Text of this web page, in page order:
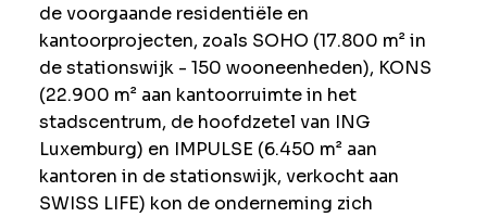
de voorgaande residentiële en
kantoorprojecten, zoals SOHO (17.800 m² in
de stationswijk - 150 wooneenheden), KONS
(22.900 m² aan kantoorruimte in het
stadscentrum, de hoofdzetel van ING
Luxemburg) en IMPULSE (6.450 m² aan
kantoren in de stationswijk, verkocht aan
SWISS LIFE) kon de onderneming zich